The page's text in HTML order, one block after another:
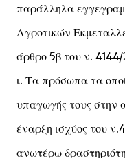
παράλληλα
Αγροτικών
άρθρο 5β του ν. 4144/
ι. Τα πρόσωπα τα
υπαγωγής τους στην
έναρξη ισχύος του
ανωτέρω